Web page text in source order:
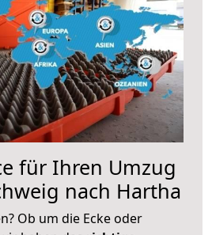
für Ihren Umzug
nach Hartha
Ob um die Ecke oder